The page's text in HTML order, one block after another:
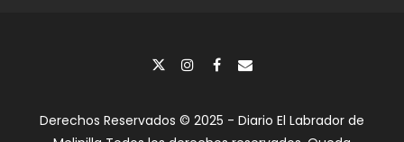
Derechos Reservados © 2025 - Diario El Labrador de